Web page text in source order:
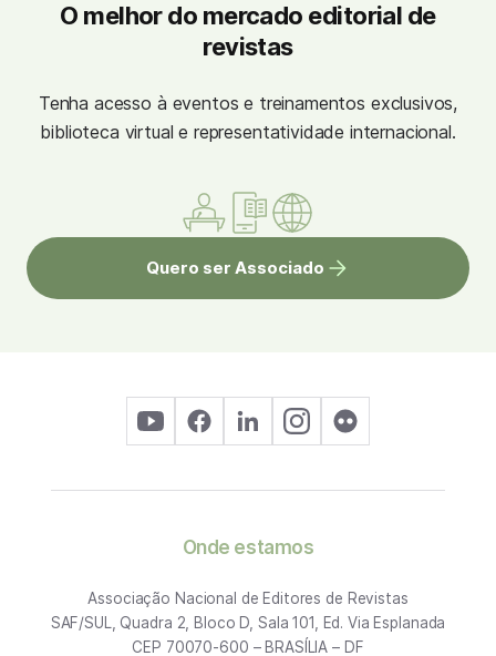
O melhor do mercado editorial de
revistas
Tenha acesso à eventos e treinamentos exclusivos,
biblioteca virtual e representatividade internacional.
Quero ser Associado
Onde estamos
Associação Nacional de Editores de Revistas
SAF/SUL, Quadra 2, Bloco D, Sala 101, Ed. Via Esplanada
CEP 70070-600 – BRASÍLIA – DF